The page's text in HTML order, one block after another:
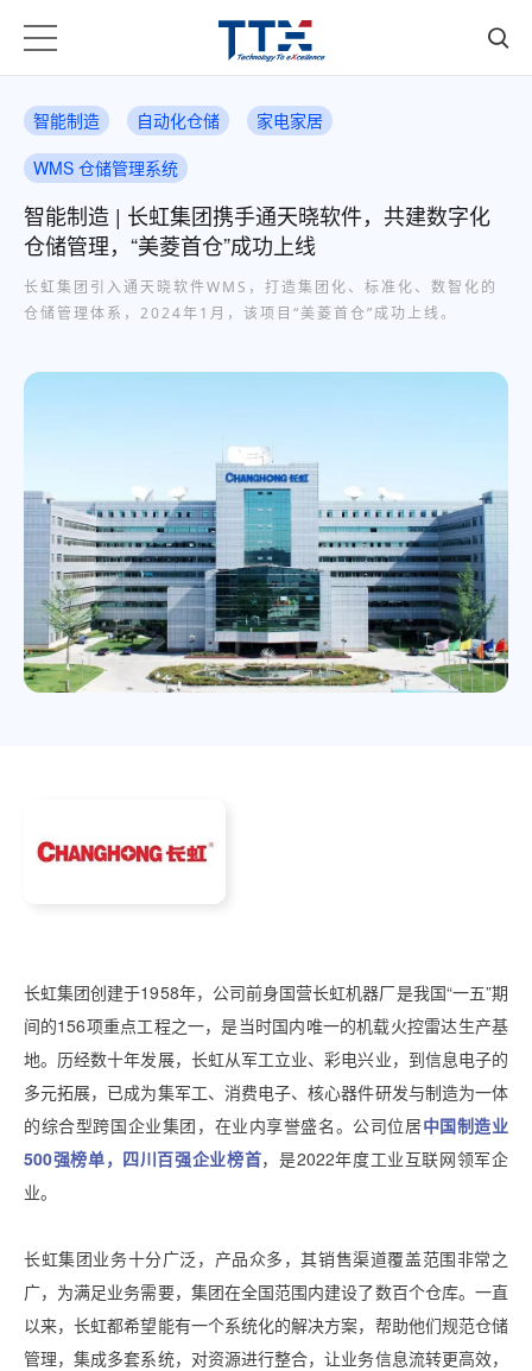
智能制造 自动化仓储
家电家居
WMS 仓储管理系统
智能制造 | 长虹集团携手通天晓软件，共建数字化
仓储管理，“美菱首仓”成功上线
长虹集团引入通天晓软件WMS，打造集团化、标准化、数智化的
仓储管理体系，2024年1月，该项目“美菱首仓”成功上线。
长虹集团创建于1958年，公司前身国营长虹机器厂是我国“一五”期
间的156项重点工程之一，是当时国内唯一的机载火控雷达生产基
地。历经数十年发展，长虹从军工立业、彩电兴业，到信息电子的
多元拓展，已成为集军工、消费电子、核心器件研发与制造为一体
的综合型跨国企业集团，在业内享誉盛名。公司位居中国制造业
500强榜单，四川百强企业榜首，是2022年度工业互联网领军企
业。
长虹集团业务十分广泛，产品众多，其销售渠道覆盖范围非常之
广，为满足业务需要，集团在全国范围内建设了数百个仓库。一直
以来，长虹都希望能有一个系统化的解决方案，帮助他们规范仓储
管理，集成多套系统，对资源进行整合，让业务信息流转更高效，